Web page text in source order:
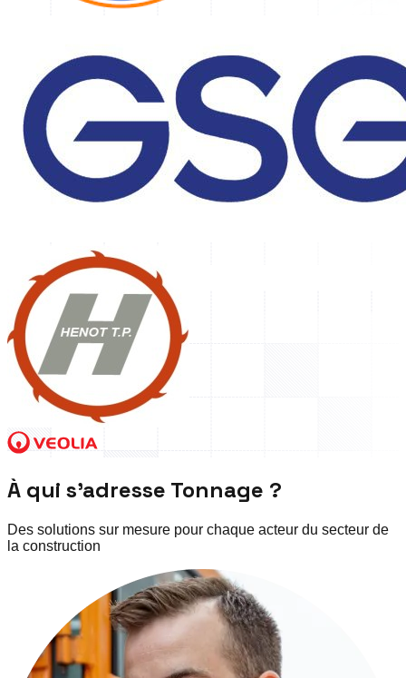
À qui s'adresse Tonnage ?
Des solutions sur mesure pour chaque acteur du secteur de
la construction